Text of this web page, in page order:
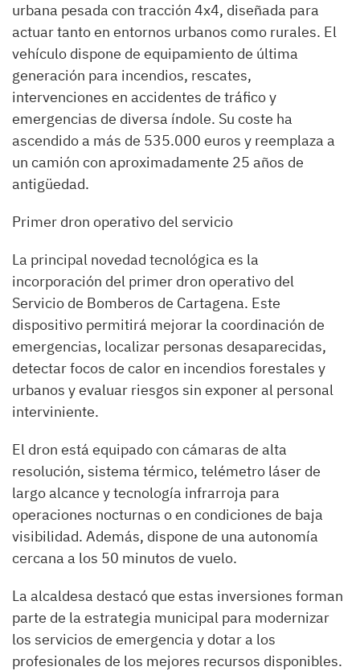
urbana pesada con tracción 4x4, diseñada para
actuar tanto en entornos urbanos como rurales. El
vehículo dispone de equipamiento de última
generación para incendios, rescates,
intervenciones en accidentes de tráfico y
emergencias de diversa índole. Su coste ha
ascendido a más de 535.000 euros y reemplaza a
un camión con aproximadamente 25 años de
antigüedad.
Primer dron operativo del servicio
La principal novedad tecnológica es la
incorporación del primer dron operativo del
Servicio de Bomberos de Cartagena. Este
dispositivo permitirá mejorar la coordinación de
emergencias, localizar personas desaparecidas,
detectar focos de calor en incendios forestales y
urbanos y evaluar riesgos sin exponer al personal
interviniente.
El dron está equipado con cámaras de alta
resolución, sistema térmico, telémetro láser de
largo alcance y tecnología infrarroja para
operaciones nocturnas o en condiciones de baja
visibilidad. Además, dispone de una autonomía
cercana a los 50 minutos de vuelo.
La alcaldesa destacó que estas inversiones forman
parte de la estrategia municipal para modernizar
los servicios de emergencia y dotar a los
profesionales de los mejores recursos disponibles.